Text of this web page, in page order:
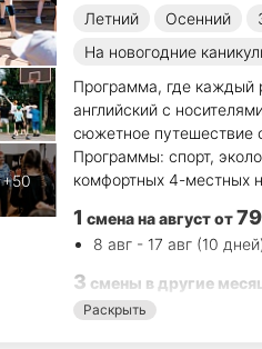
Летний Осенний
На новогодние
Программа, где каждый
английский с
сюжетное путешествие
Программы: спорт,
комфортных 4-местных
1 смена на августот
8 авг - 17 авг (10
3 смены в другие
24 окт - 31 окт (8 дн.)
Раскрыть